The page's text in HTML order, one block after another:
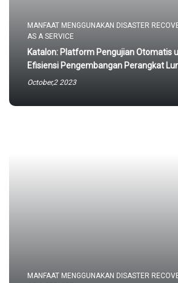
MANFAAT MENGGUNAKAN DISASTER
AS A SERVICE
Katalon: Platform Pengujian Otomatis
Efisiensi Pengembangan Perangkat
October,2 2023
MANFAAT MENGGUNAKAN DISASTER